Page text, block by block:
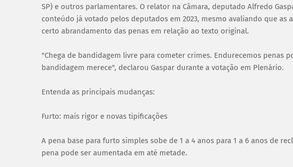
SP) e outros parlamentares. O relator na Câmara, deputado Alfredo
conteúdo já votado pelos deputados em 2023, mesmo avaliando que as
certo abrandamento das penas em relação ao texto original.
"Chega de bandidagem livre para cometer crimes. Endurecemos penas
bandidagem merece", declarou Gaspar durante a votação em Plenário.
Entenda as principais mudanças:
Furto: mais rigor e novas tipificações
A pena base para furto simples sobe de 1 a 4 anos para 1 a 6 anos de
pena pode ser aumentada em até metade.